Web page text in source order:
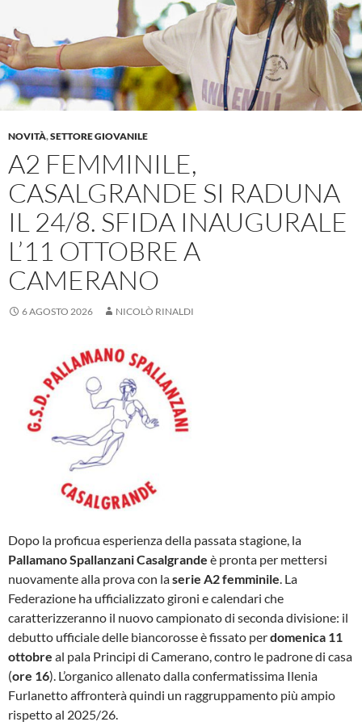
NOVITÀ,SETTORE GIOVANILE
A2 FEMMINILE,
CASALGRANDE SI RADUNA
IL 24/8. SFIDA INAUGURALE
L’11 OTTOBRE A
CAMERANO
6 AGOSTO 2026 NICOLÒ RINALDI
Dopo la proficua esperienza della passata stagione, la
Pallamano Spallanzani Casalgrande è pronta per mettersi
nuovamente alla prova con laserie A2 femminile . La
Federazione ha ufficializzato gironi e calendari che
caratterizzeranno il nuovo campionato di seconda divisione: il
debutto ufficiale delle biancorosse è fissato perdomenica 11
ottobre al pala Principi di Camerano, contro le padrone di casa
(ore 16). L’organico allenato dalla confermatissima Ilenia
Furlanetto affronterà quindi un raggruppamento più ampio
rispetto al 2025/26.